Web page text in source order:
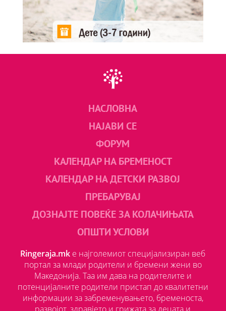
НАСЛОВНА
НАЈАВИ СЕ
ФОРУМ
КАЛЕНДАР НА БРЕМЕНОСТ
КАЛЕНДАР НА ДЕТСКИ РАЗВОЈ
ПРЕБАРУВАЈ
ДОЗНАЈТЕ ПОВЕЌЕ ЗА КОЛАЧИЊАТА
ОПШТИ УСЛОВИ
Ringeraja.mk е најголемиот специјализиран веб
портал за млади родители и бремени жени во
Македонија. Таа им дава на родителите и
потенцијалните родители пристап до квалитетни
информации за забременувањето, бременоста,